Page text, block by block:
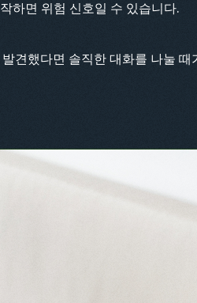
하면 위험 신호일 수 있습니다.
견했다면 솔직한 대화를 나눌 때